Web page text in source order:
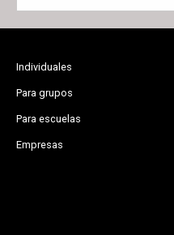
Individuales
Para grupos
Para escuelas
Empresas